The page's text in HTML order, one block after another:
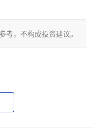
考，不构成投资建议。